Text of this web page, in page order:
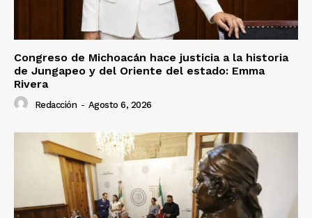
Congreso de Michoacán hace justicia a la historia
de Jungapeo y del Oriente del estado: Emma
Rivera
Redacción - Agosto 6, 2026